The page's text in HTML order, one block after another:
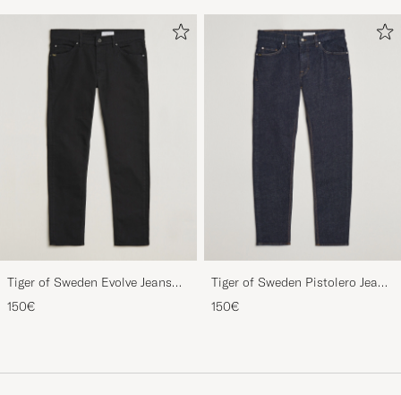
Tiger of Sweden Evolve Jeans
Forever Black
150€
Tiger of Sweden Pistolero Jeans
Ripen Blue
150€